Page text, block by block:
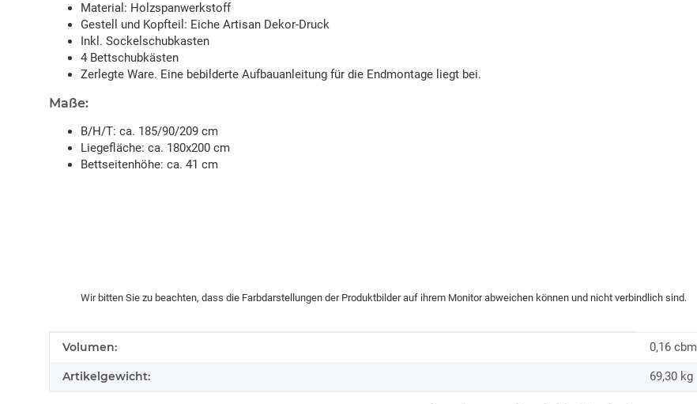
Material: Holzspanwerkstoff
Gestell und Kopfteil: Eiche Artisan Dekor-Druck
Inkl. Sockelschubkasten
4 Bettschubkästen
Zerlegte Ware. Eine bebilderte Aufbauanleitung für die Endmontage liegt bei.
Maße:
B/H/T: ca. 185/90/209 cm
Liegefläche: ca. 180x200 cm
Bettseitenhöhe: ca. 41 cm
Wir bitten Sie zu beachten, dass die Farbdarstellungen der Produktbilder auf ihrem Monitor abweichen können und nicht verbindlich sind.
Produkteigenschaft
Wert
Volumen: 0,16 cbm
Artikelgewicht: 69,30 kg